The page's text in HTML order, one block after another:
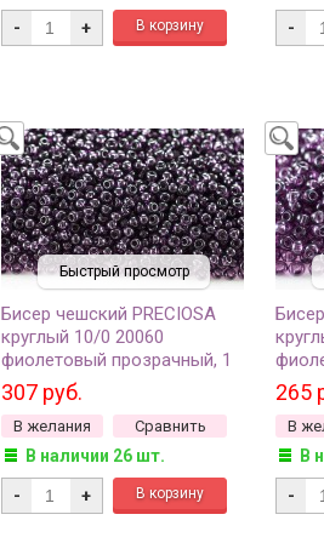
- + -
Быстрый просмотр
Бисер чешский PRECIOSA
круглый 10/0 20060
фиолетовый прозрачный, 1
сорт, 50г
307 руб.
В желания Сравнить
В наличии 26 шт.
- +
50г
265
В
В
-